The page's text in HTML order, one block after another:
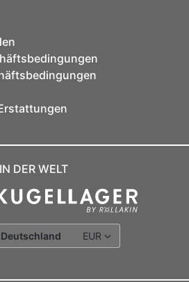
IN DER WELT
Deutschland EUR